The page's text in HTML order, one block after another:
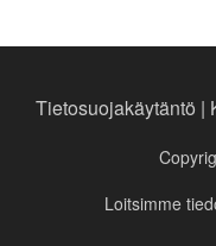
Tietosuojakäytäntö |
Loitsimme